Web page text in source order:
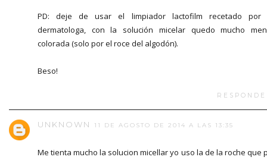
PD: deje de usar el limpiador lactofilm recetado por
dermatologa, con la solución micelar quedo mucho
colorada (solo por el roce del algodón).
Beso!
UNKNOWN 11 DE AGOSTO DE 2014 A LAS 13:35
Me tienta mucho la solucion micellar yo uso la de la roche que